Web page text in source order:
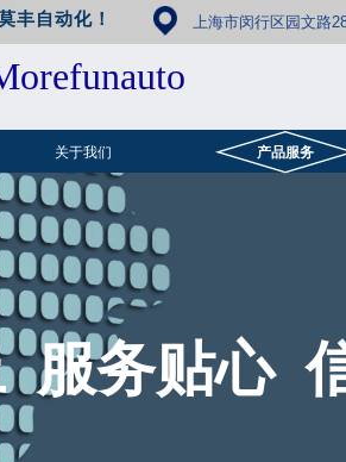
丰自动化！ 上海市闵行区园文路
关于我们 产品服务
服务贴心